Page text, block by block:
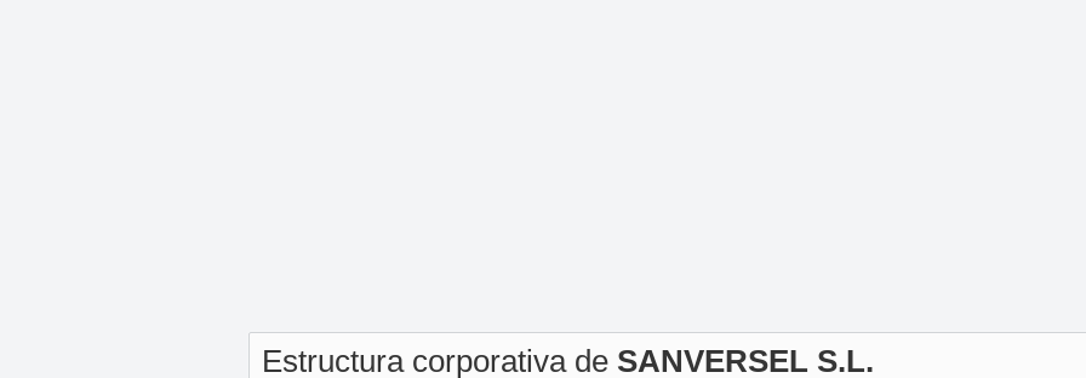
Estructura corporativa de SANVERSEL S.L.